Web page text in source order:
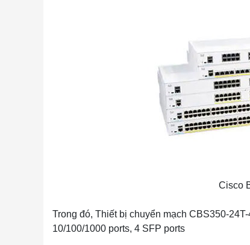
Cisco
Trong đó, Thiết bị chuyển mạch CBS350-
10/100/1000 ports, 4 SFP ports